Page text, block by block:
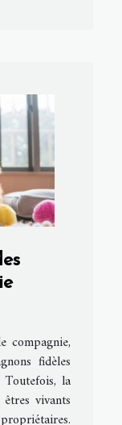
compagnie,
fidèles
la
vivants